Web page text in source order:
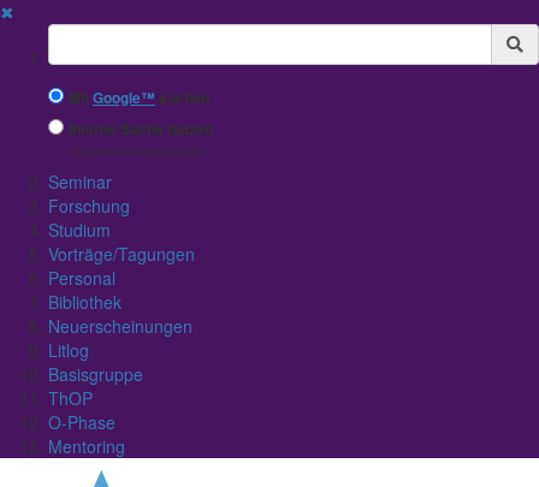
✖
Suchbegriff
MitGoogle™ suchen
Interne Suche nutzen
(eingeschränkte Ergebnisqualität)
Seminar
Forschung
Studium
Vorträge/Tagungen
Personal
Bibliothek
Neuerscheinungen
Litlog
Basisgruppe
ThOP
O-Phase
Mentoring